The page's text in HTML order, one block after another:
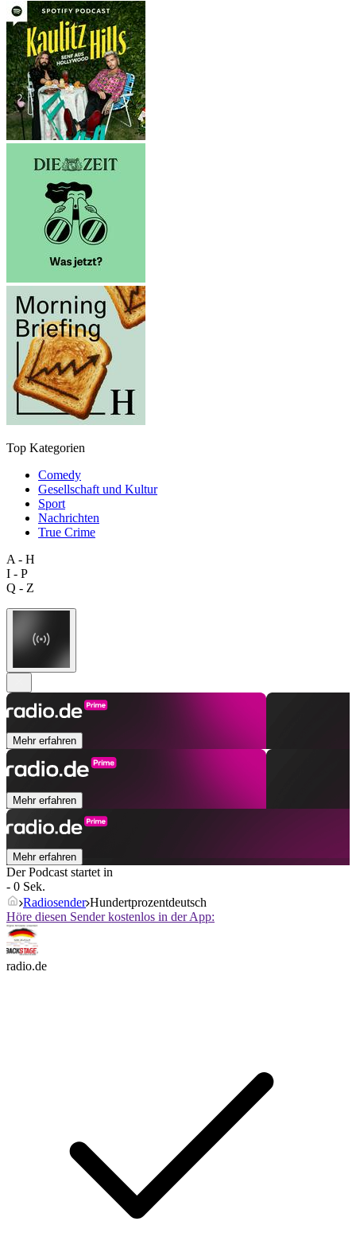
Top Kategorien
Comedy
Gesellschaft und Kultur
Sport
Nachrichten
True Crime
A - H
I - P
Q - Z
Mehr erfahren
Mehr erfahren
Mehr erfahren
Der Podcast startet in
- 0 Sek.
Radiosender Hundertprozentdeutsch
Höre diesen Sender kostenlos in der App:
radio.de